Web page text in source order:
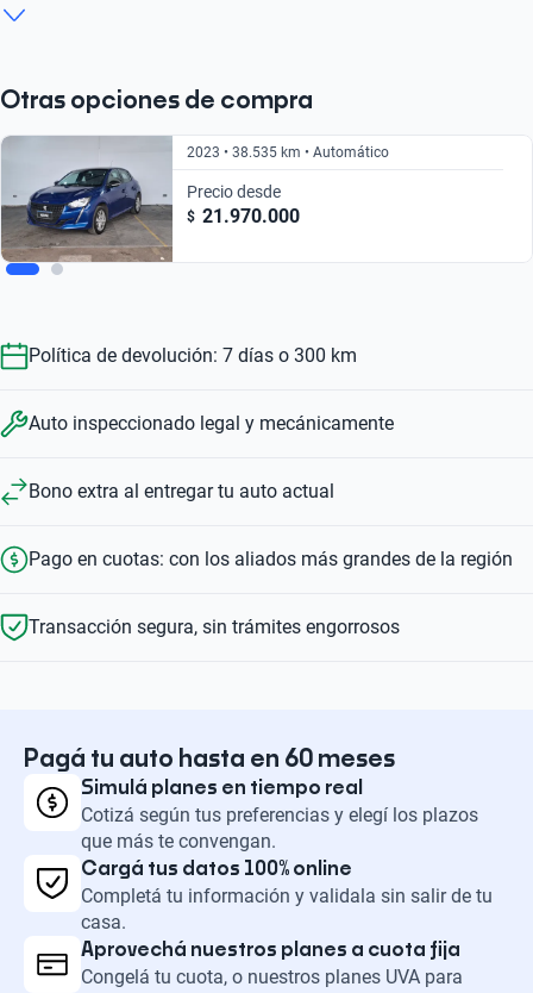
$ 24.372.000 $ 24.222.000
Otras opciones de compra
2023 • 38.535 km • Automático
Precio desde
$ 21.970.000
Política de devolución: 7 días o 300 km
Auto inspeccionado legal y mecánicamente
Bono extra al entregar tu auto actual
Pago en cuotas: con los aliados más grandes de la región
Transacción segura, sin trámites engorrosos
Pagá tu auto hasta en 60 meses
Simulá planes en tiempo real
Cotizá según tus preferencias y elegí los plazos
que más te convengan.
Cargá tus datos 100% online
Completá tu información y validala sin salir de tu
casa.
Aprovechá nuestros planes a cuota fija
Congelá tu cuota, o nuestros planes UVA para